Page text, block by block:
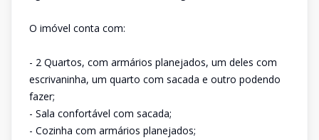
O imóvel conta com:
- 2 Quartos, com armários planejados, um deles com
escrivaninha, um quarto com sacada e outro podendo
fazer;
- Sala confortável com sacada;
- Cozinha com armários planejados;